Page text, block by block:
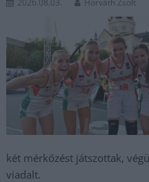
két mérkőzést játszottak,
viadalt.